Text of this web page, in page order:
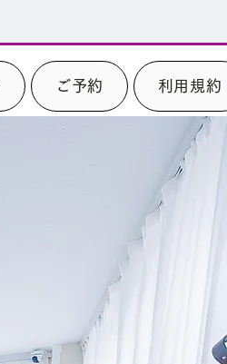
ご予約 利用規約